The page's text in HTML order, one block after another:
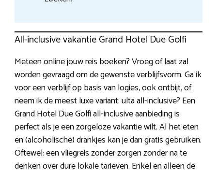
All-inclusive vakantie Grand Hotel Due Golfi
Meteen online jouw reis boeken? Vroeg of laat zal
worden gevraagd om de gewenste verblijfsvorm. Ga ik
voor een verblijf op basis van logies, ook ontbijt, of
neem ik de meest luxe variant: ulta all-inclusive? Een
Grand Hotel Due Golfi all-inclusive aanbieding is
perfect als je een zorgeloze vakantie wilt. Al het eten
en (alcoholische) drankjes kan je dan gratis gebruiken.
Oftewel: een vliegreis zonder zorgen zonder na te
denken over dure lokale tarieven. Enkel en alleen de